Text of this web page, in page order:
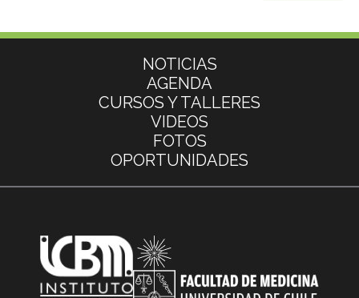
NOTICIAS
AGENDA
CURSOS Y TALLERES
VIDEOS
FOTOS
OPORTUNIDADES